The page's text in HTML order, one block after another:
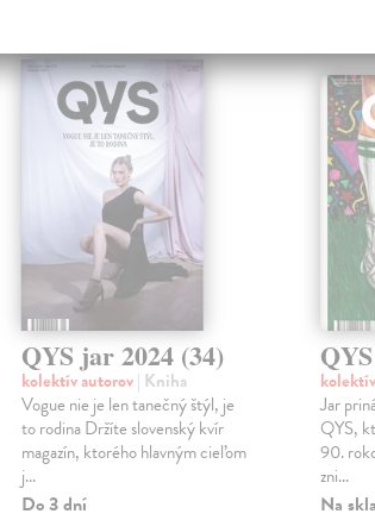
QYS jar 2024 (34)
kolektív autorov| Kniha
Vogue nie je len tanečný štýl, je
to rodina Držíte slovenský kvír
magazín, ktorého hlavným cieľom
j...
Do 3 dní
Jar
QYS,
90.
zni...
Na